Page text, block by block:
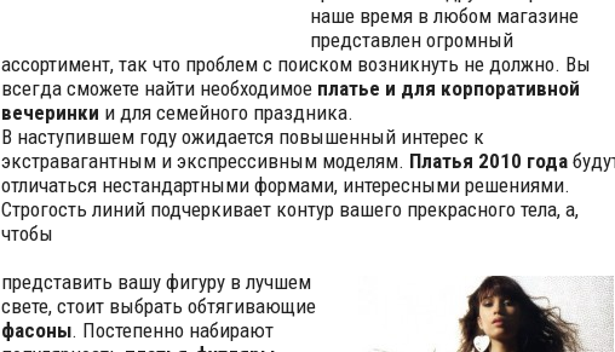
наше время в любом магазине
представлен огромный
ассортимент, так что проблем с поиском возникнуть не должно. Вы
всегда сможете найти необходимое платье и для корпоративной
вечеринки и для семейного праздника.
В наступившем году ожидается повышенный интерес к
экстравагантным и экспрессивным моделям. Платья 2010 года
отличаться нестандартными формами, интересными решениями.
Строгость линий подчеркивает контур вашего прекрасного тела, а,
чтобы
представить вашу фигуру в лучшем
свете, стоит выбрать обтягивающие
фасоны. Постепенно набирают